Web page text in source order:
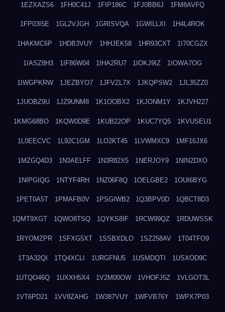
1EZXAZS6 1FH0C41J 1FIP186C 1FJ0BB6J 1FM8AVFQ
1FP03I5E 1GL2VJGH 1GRISVQA 1GWILLXI 1H4L4ROK
1HAKMC6P 1HDB3VUY 1HHJEK58 1HR93CXT 1I70CGZX
1IASZ8H3 1IF86W04 1IHA2RU7 1IOKJ9IZ 1IOWA7OG
1IWGPKRW 1JEZBYO7 1JFVZL7X 1JKQPSW2 1JL35ZZ0
1JUOBZ9U 1JZ9UNM8 1K1OOBX2 1KJONM1Y 1KJVH227
1KMG68BO 1KQW0D9E 1KUB22OP 1KUC7YQ5 1KVUSEU1
1L0EECVC 1L92C1GM 1LO2KT45 1LVWMXC9 1MF16JX6
1MZGQ4D3 1N3AELFF 1N3R82X5 1NERJOY9 1NIN2DXO
1NIPGIQG 1NTYF4RH 1NZ06F8Q 1OELGBE2 1OUI6BYG
1PET0A5T 1PMAFB0V 1PSGIWB2 1Q3BPV0D 1QBCT8D3
1QMT9XGT 1QWO8TSQ 1QYKS8IF 1RCW99QZ 1RDUWSSK
1RYOMZPR 1SFXG5XT 1SSBXDLO 1SZ258AV 1T04TFO9
1T3A32QI 1TQ4XCLI 1URGFNU5 1USMDQTI 1USXOD9C
1UTQO46Q 1UXXH5X4 1V2M00OW 1VHOFJ5Z 1VLGOT3L
1VT6PD21 1VV8ZAHG 1W387VUY 1WFVB76Y 1WPX7P03